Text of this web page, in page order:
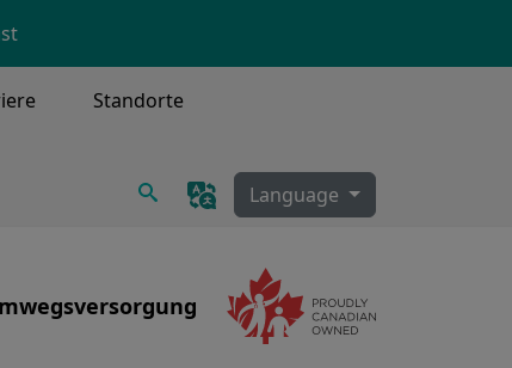
Standorte
Suchen
Language